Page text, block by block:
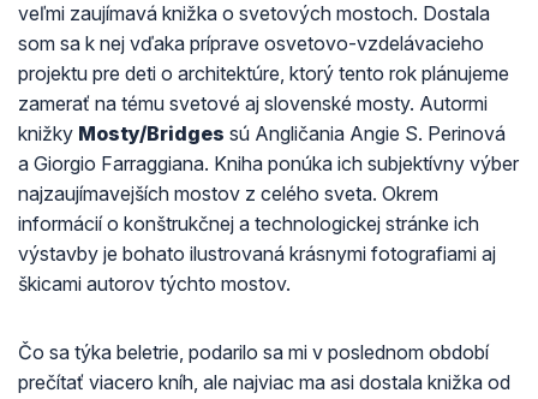
veľmi zaujímavá knižka o svetových mostoch. Dostala
som sa k nej vďaka príprave osvetovo-vzdelávacieho
projektu pre deti o architektúre, ktorý tento rok plánujeme
zamerať na tému svetové aj slovenské mosty. Autormi
knižky Mosty/Bridges sú Angličania Angie S. Perinová
a Giorgio Farraggiana. Kniha ponúka ich subjektívny výber
najzaujímavejších mostov z celého sveta. Okrem
informácií o konštrukčnej a technologickej stránke ich
výstavby je bohato ilustrovaná krásnymi fotografiami aj
škicami autorov týchto mostov.
Čo sa týka beletrie, podarilo sa mi v poslednom období
prečítať viacero kníh, ale najviac ma asi dostala knižka od